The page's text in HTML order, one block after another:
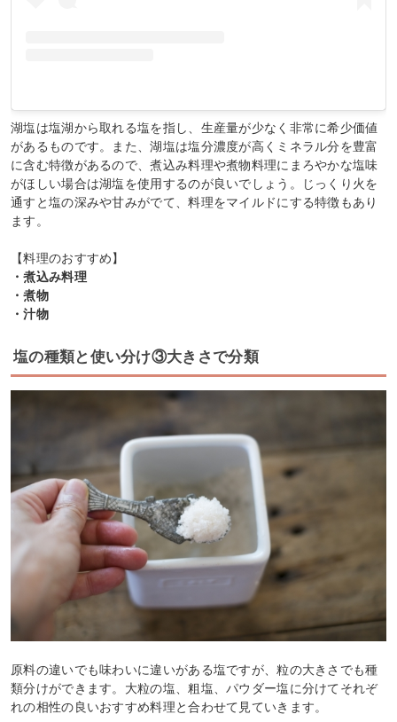
湖塩は塩湖から取れる塩を指し、生産量が少なく非常に希少価値
があるものです。また、湖塩は塩分濃度が高くミネラル分を豊富
に含む特徴があるので、煮込み料理や煮物料理にまろやかな塩味
がほしい場合は湖塩を使用するのが良いでしょう。じっくり火を
通すと塩の深みや甘みがでて、料理をマイルドにする特徴もあり
ます。
【料理のおすすめ】
・煮込み料理
・煮物
・汁物
塩の種類と使い分け③大きさで分類
原料の違いでも味わいに違いがある塩ですが、粒の大きさでも種
類分けができます。大粒の塩、粗塩、パウダー塩に分けてそれぞ
れの相性の良いおすすめ料理と合わせて見ていきます。